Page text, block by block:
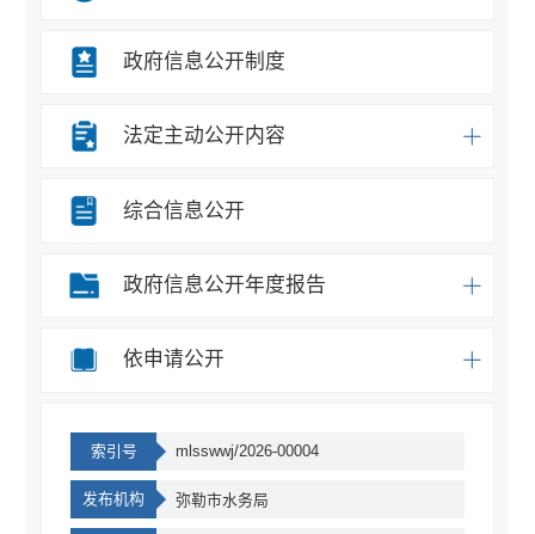
政府信息公开制度
法定主动公开内容
综合信息公开
政府信息公开年度报告
依申请公开
索引号 mlsswwj/2026-00004
发布机构 弥勒市水务局